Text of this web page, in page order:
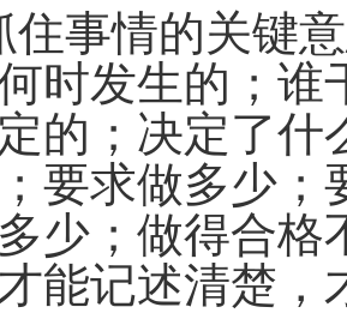
住事情的关键
时发生的；
的；决定了
要求做多少
少；做得合
能记述清楚，